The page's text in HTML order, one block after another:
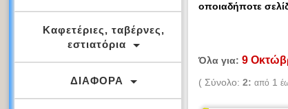
οποιαδήποτε
Όλα για:9
( Σύνολο:2: από 1
Καφετέριες, ταβέρνες,
εστιατόρια
ΔΙΑΦΟΡΑ